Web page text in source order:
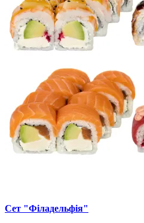
Сет "Філадельфія"